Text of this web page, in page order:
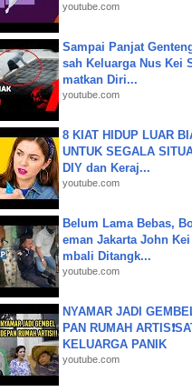
youtube.com
Sampai Panjat
sah Keluarga Nus Kei
matkan Diri...
youtube.com
8 KIAT HIDUP LUAR
UNTUK SEGALA
DIY dan Keraj...
youtube.com
Belum Lama Bebas,
eman Jakarta John Kei
mbali Ditangk...
youtube.com
NYAMAR JADI
PAN RUMAH
KELUARGA PANIK
youtube.com